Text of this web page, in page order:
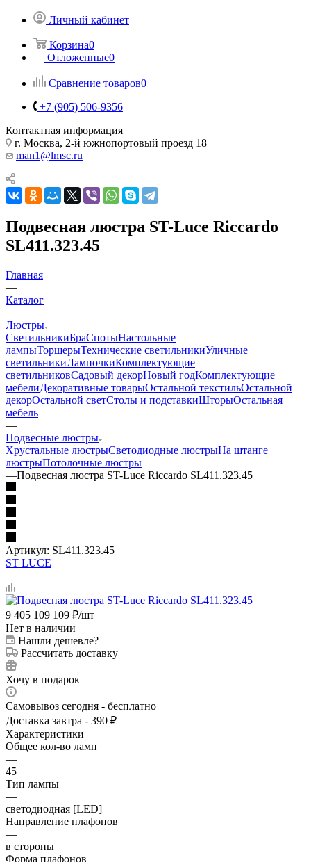
Личный кабинет
Корзина0
Отложенные0
Сравнение товаров0
+7 (905) 506-9356
Контактная информация
г. Москва, 2-й южнопортовый проезд 18
man1@lmsc.ru
Подвесная люстра ST-Luce Riccardo
SL411.323.45
Главная
—
Каталог
—
Люстры
СветильникиБраСпотыНастольные
лампыТоршерыТехнические светильникиУличные
светильникиЛампочкиКомплектующие
светильниковСадовый декорНовый годКомплектующие
мебелиДекоративные товарыОстальной текстильОстальной
декорОстальной светСтолы и подставкиШторыОстальная
мебель
—
Подвесные люстры
Хрустальные люстрыСветодиодные люстрыНа штанге
люстрыПотолочные люстры
—Подвесная люстра ST-Luce Riccardo SL411.323.45
Артикул: SL411.323.45
ST LUCE
9 405 109 109 ₽/шт
Нет в наличии
Нашли дешевле?
Рассчитать доставку
Хочу в подарок
Самовывоз сегодня - бесплатно
Доставка завтра - 390 ₽
Характеристики
Общее кол-во ламп
—
45
Тип лампы
—
светодиодная [LED]
Направление плафонов
—
в стороны
Форма плафонов